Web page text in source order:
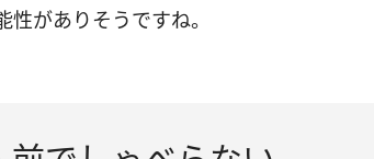
がありそうですね。